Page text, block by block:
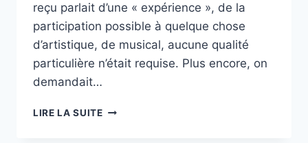
reçu parlait d’une « expérience », de la
participation possible à quelque chose
d’artistique, de musical, aucune qualité
particulière n’était requise. Plus encore, on
demandait…
LIRE LA SUITELE